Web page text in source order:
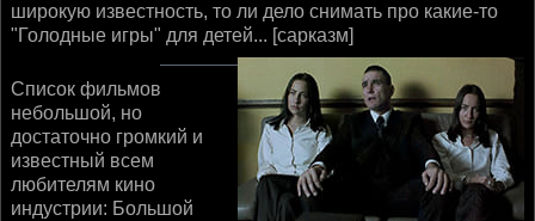
широкую известность, то ли дело снимать про какие-то
"Голодные игры" для детей... [сарказм]
Список фильмов
небольшой, но
достаточно громкий и
известный всем
любителям кино
индустрии: Большой